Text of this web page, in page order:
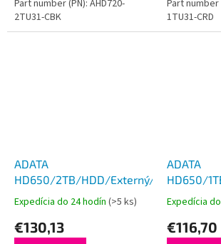
Part number (PN): AHD720-
2TU31-CBK
Part number
1TU31-CRD
ADATA
HD650/2TB/HDD/Externý/2.5''/Modrá/
Expedícia do 24 hodín (>5 ks)
€130,13
ADATA
HD650/
Expedícia
€116,70